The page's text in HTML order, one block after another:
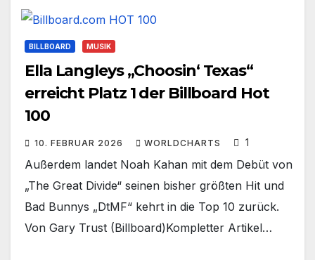
BILLBOARD MUSIK
Ella Langleys „Choosin‘ Texas“
erreicht Platz 1 der Billboard Hot
100
10. FEBRUAR 2026 WORLDCHARTS 1
Außerdem landet Noah Kahan mit dem Debüt von
„The Great Divide“ seinen bisher größten Hit und
Bad Bunnys „DtMF“ kehrt in die Top 10 zurück.
Von Gary Trust (Billboard)Kompletter Artikel…